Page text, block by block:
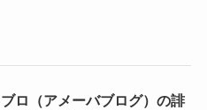
ロ（アメーバブログ）の誹